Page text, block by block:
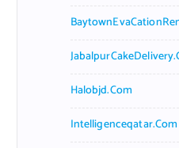
Halobjd.com
Intelligenceqatar.com